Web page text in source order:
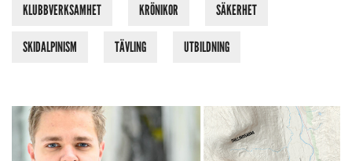
KLUBBVERKSAMHET KRÖNIKOR SÄKERHET
SKIDALPINISM TÄVLING UTBILDNING